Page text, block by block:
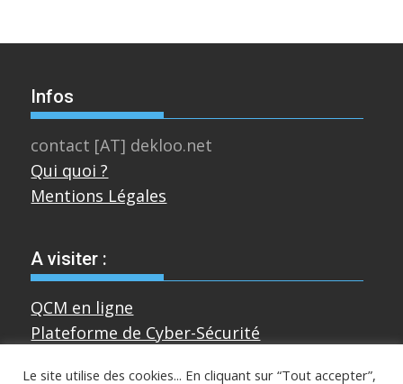
Infos
contact [AT] dekloo.net
Qui quoi ?
Mentions Légales
A visiter :
QCM en ligne
Plateforme de Cyber-Sécurité
Le site utilise des cookies... En cliquant sur “Tout accepter”,